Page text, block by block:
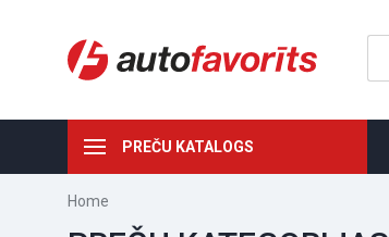
PREČU KATALOGS
Home